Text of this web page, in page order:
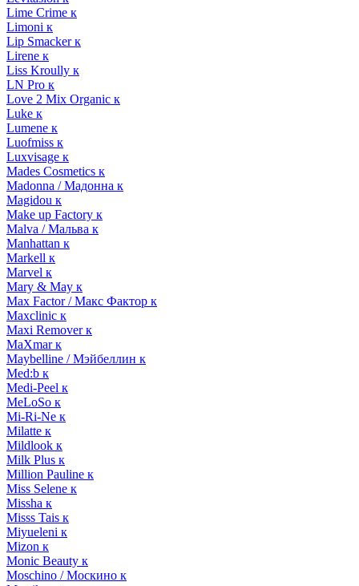
Lime Crime к
Limoni к
Lip Smacker к
Lirene к
Liss Kroully к
LN Pro к
Love 2 Mix Organic к
Luke к
Lumene к
Luofmiss к
Luxvisage к
Mades Cosmetics к
Madonna / Мадонна к
Magidou к
Make up Factory к
Malva / Мальва к
Manhattan к
Markell к
Marvel к
Mary & May к
Max Factor / Макс Фактор к
Maxclinic к
Maxi Remover к
MaXmar к
Maybelline / Мэйбеллин к
Med:b к
Medi-Peel к
MeLoSo к
Mi-Ri-Ne к
Milatte к
Mildlook к
Milk Plus к
Million Pauline к
Miss Selene к
Missha к
Misss Tais к
Miyueleni к
Mizon к
Monic Beauty к
Moschino / Москино к